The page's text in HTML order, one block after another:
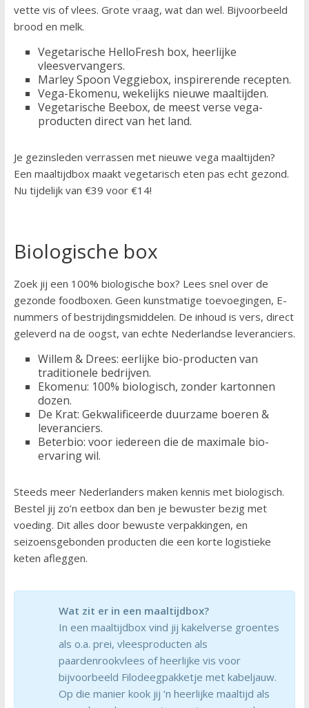
vette vis of vlees. Grote vraag, wat dan wel. Bijvoorbeeld
brood en melk.
Vegetarische HelloFresh box, heerlijke
vleesvervangers.
Marley Spoon Veggiebox, inspirerende recepten.
Vega-Ekomenu, wekelijks nieuwe maaltijden.
Vegetarische Beebox, de meest verse vega-
producten direct van het land.
Je gezinsleden verrassen met nieuwe vega maaltijden?
Een maaltijdbox maakt vegetarisch eten pas echt gezond.
Nu tijdelijk van €39 voor €14!
Biologische box
Zoek jij een 100% biologische box? Lees snel over de
gezonde foodboxen. Geen kunstmatige toevoegingen, E-
nummers of bestrijdingsmiddelen. De inhoud is vers, direct
geleverd na de oogst, van echte Nederlandse leveranciers.
Willem & Drees: eerlijke bio-producten van
traditionele bedrijven.
Ekomenu: 100% biologisch, zonder kartonnen
dozen.
De Krat: Gekwalificeerde duurzame boeren &
leveranciers.
Beterbio: voor iedereen die de maximale bio-
ervaring wil.
Steeds meer Nederlanders maken kennis met biologisch.
Bestel jij zo’n eetbox dan ben je bewuster bezig met
voeding. Dit alles door bewuste verpakkingen, en
seizoensgebonden producten die een korte logistieke
keten afleggen.
Wat zit er in een maaltijdbox?
In een maaltijdbox vind jij kakelverse groentes
als o.a. prei, vleesproducten als
paardenrookvlees of heerlijke vis voor
bijvoorbeeld Filodeegpakketje met kabeljauw.
Op die manier kook jij ‘n heerlijke maaltijd als